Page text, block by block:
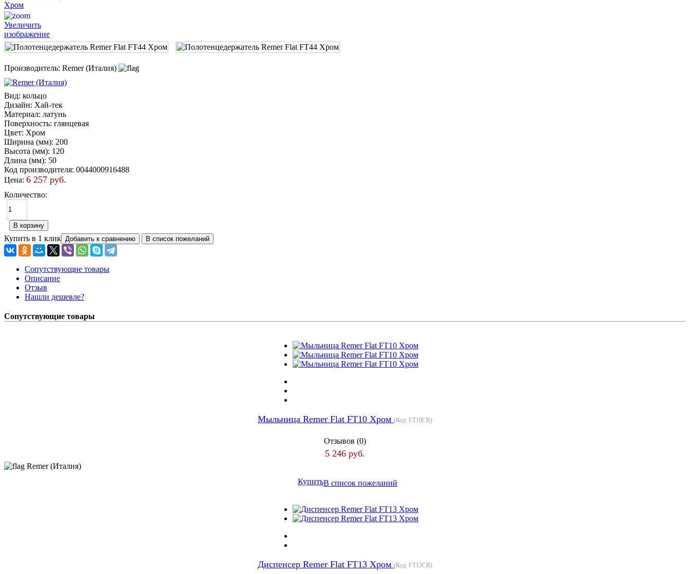
Увеличить
изображение
Производитель: Remer (Италия)
Вид: кольцо
Дизайн: Хай-тек
Материал: латунь
Поверхность: глянцевая
Цвет: Хром
Ширина (мм): 200
Высота (мм): 120
Длина (мм): 50
Код производителя: 0044000916488
Цена: 6 257 руб.
Количество:
Купить в 1 клик
Сопутствующие товары
Описание
Отзыв
Нашли дешевле?
Сопутствующие товары
Мыльница Remer Flat FT10 Хром (Код: FT10CR)
Отзывов (0)
5 246 руб.
Remer (Италия)
КупитьВ список пожеланий
Диспенсер Remer Flat FT13 Хром (Код: FT13CR)